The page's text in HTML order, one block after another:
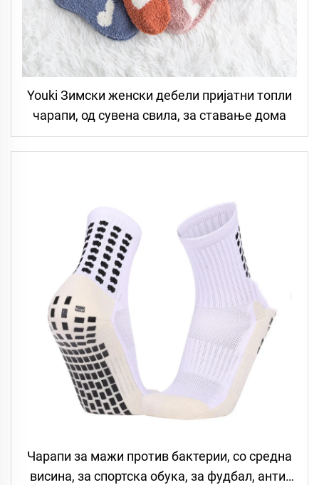
Youki Зимски женски дебели пријатни топли
чарапи, од сувена свила, за ставање дома
Чарапи за мажи против бактерии, со средна
висина, за спортска обука, за фудбал, анти-